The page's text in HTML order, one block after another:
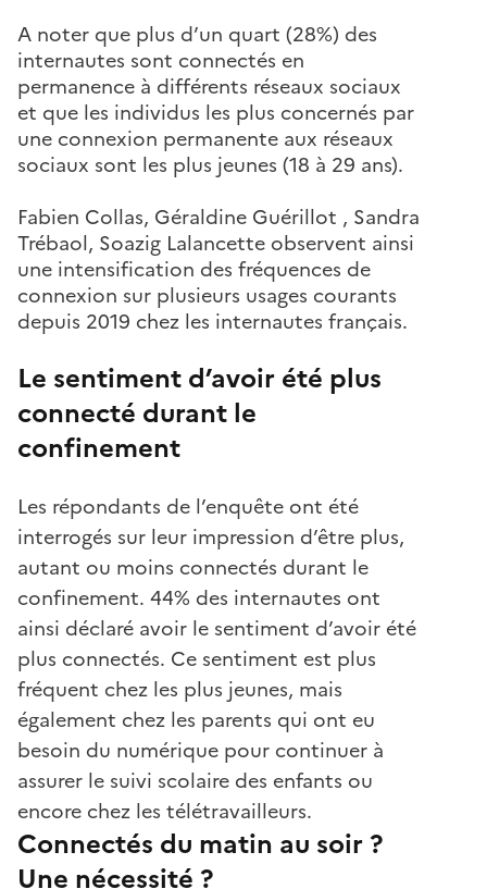
A noter que plus d’un quart (28%) des
internautes sont connectés en
permanence à différents réseaux sociaux
et que les individus les plus concernés par
une connexion permanente aux réseaux
sociaux sont les plus jeunes (18 à 29 ans).
Fabien Collas, Géraldine Guérillot , Sandra
Trébaol, Soazig Lalancette observent ainsi
une intensification des fréquences de
connexion sur plusieurs usages courants
depuis 2019 chez les internautes français.
Le sentiment d’avoir été plus
connecté durant le
confinement
Les répondants de l’enquête ont été
interrogés sur leur impression d’être plus,
autant ou moins connectés durant le
confinement. 44% des internautes ont
ainsi déclaré avoir le sentiment d’avoir été
plus connectés. Ce sentiment est plus
fréquent chez les plus jeunes, mais
également chez les parents qui ont eu
besoin du numérique pour continuer à
assurer le suivi scolaire des enfants ou
encore chez les télétravailleurs.
Connectés du matin au soir ?
Une nécessité ?